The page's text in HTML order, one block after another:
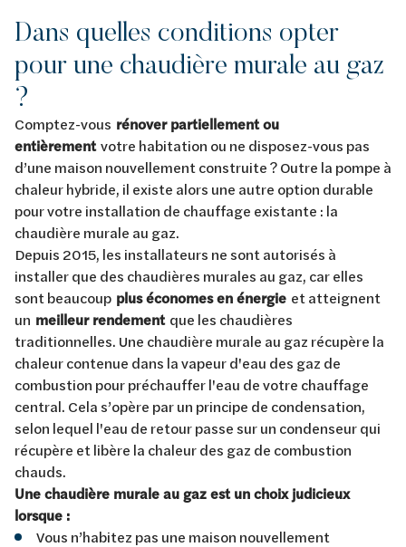
Dans quelles conditions opter
pour une chaudière murale au gaz
?
Comptez-vous rénover partiellement ou
entièrementvotre habitation ou ne disposez-vous pas
d’une maison nouvellement construite ? Outre la pompe à
chaleur hybride, il existe alors une autre option durable
pour votre installation de chauffage existante : la
chaudière murale au gaz.
Depuis 2015, les installateurs ne sont autorisés à
installer que des chaudières murales au gaz, car elles
sont beaucoup plus économes en énergie et atteignent
un meilleur rendementque les chaudières
traditionnelles. Une chaudière murale au gaz récupère la
chaleur contenue dans la vapeur d'eau des gaz de
combustion pour préchauffer l'eau de votre chauffage
central. Cela s’opère par un principe de condensation,
selon lequel l'eau de retour passe sur un condenseur qui
récupère et libère la chaleur des gaz de combustion
chauds.
Une chaudière murale au gaz est un choix judicieux
lorsque :
Vous n’habitez pas une maison nouvellement